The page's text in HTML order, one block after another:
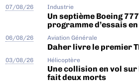
07/08/26 Industrie
Un septième Boeing
programme d’essais
06/08/26 Aviation Générale
Daher livre le premier
03/08/26 Hélicoptère
Une collision en vol sur
fait deux morts